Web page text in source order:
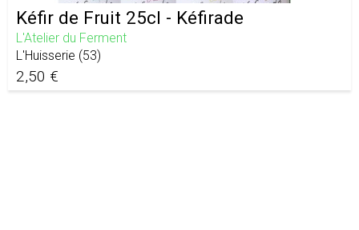
Kéfir de Fruit 25cl - Kéfirade
L'Atelier du Ferment
L'Huisserie (53)
2,50 €